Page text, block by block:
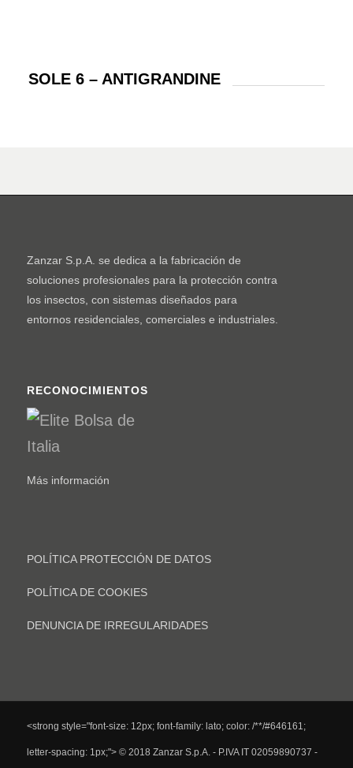
SOLE 6 – ANTIGRANDINE
Zanzar S.p.A. se dedica a la fabricación de
soluciones profesionales para la protección contra
los insectos, con sistemas diseñados para
entornos residenciales, comerciales e industriales.
RECONOCIMIENTOS
Más información
POLÍTICA PROTECCIÓN DE DATOS
POLÍTICA DE COOKIES
DENUNCIA DE IRREGULARIDADES
<strong style="font-size: 12px; font-family: lato; color: /**/#646161;
letter-spacing: 1px;"> © 2018 Zanzar S.p.A. - P.IVA IT 02059890737 -